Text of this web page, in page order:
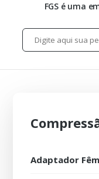
FGS é uma
Adaptador